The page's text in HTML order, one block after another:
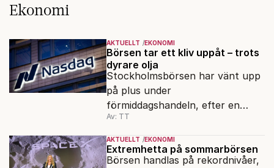
Ekonomi
AKTUELLT EKONOMI
Börsen tar ett kliv uppåt – trots
dyrare olja
Stockholmsbörsen har vänt upp
på plus under
förmiddagshandeln, efter en
inledning nedåt – trots ett högre
oljepris och AI-oro.
Av: TT
AKTUELLT EKONOMI
Extremhetta på sommarbörsen
Börsen handlas på rekordnivåer,